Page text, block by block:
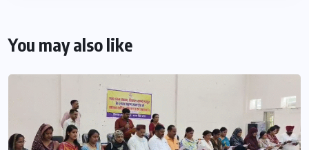
You may also like